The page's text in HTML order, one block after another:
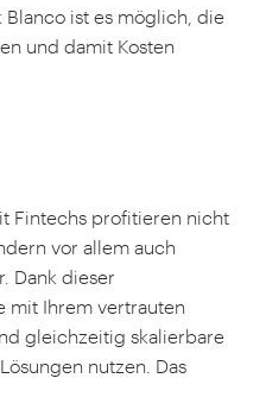
Blanco ist es möglich, die
und damit Kosten
Fintechs profitieren nicht
vor allem auch
Dank dieser
mit Ihrem vertrauten
gleichzeitig skalierbare
nutzen. Das